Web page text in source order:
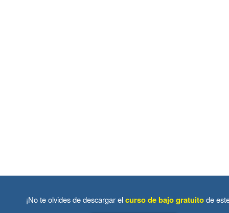
¡No te olvides de descargar elcurso de bajo gratuitode